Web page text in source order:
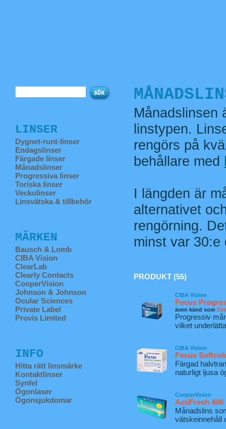
LINSER
Dygnet-runt-linser
Endagslinser
Färgade linser
Månadslinser
Progressiva linser
Toriska linser
Veckolinser
Linsvätska & tillbehör
MÄRKEN
Bausch & Lomb
CIBA Vision
ClearLab
Clearly Contacts
CooperVision
Johnson & Johnson
Ocular Sciences
Private Label
Provis Limited
INFO
Hitta rätt linsmärke
Kontaktlinser
Synfel
Ögonlaser
Ögonsjukdomar
Månadslinsen
linstypen.
rengörs på
behållare med
I längden är
alternativet
rengörning.
minst var 30:e
PRODUKT (55)
CIBA Vision
Focus
även känd som
Progressiv
vilket
CIBA Vision
Focus
Färgad
naturligt ljusa
CooperVision
ActiFresh 400
Månadslins
vätskeinnehåll